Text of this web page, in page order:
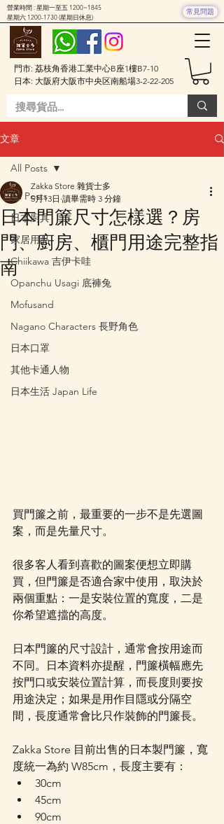
門市: 荔枝角香港工業中心B座1樓B7-10
日本: 大阪府大阪市中央区南船場3-2-22-205
營業時間 : 星期一至五 1200~1845
星期六 1200-1730(星期日休息)
常見問題
文章
All Posts
日本廚具
家居用品
Chiikawa 吉伊卡哇
Opanchu Usagi 底褲兔
Mofusand
Nagano Characters 長野角色
日本口罩
其他卡通人物
日本生活 Japan Life
All Posts
日本門簾尺寸怎樣選？房
門、廚房、櫃門用途完整指
南
Zakka Store 雜貨士多
5月13日 讀畢需時 3 分鐘
買門簾之前，最重要的一步不是先選圖
案，而是先量尺寸。
很多客人看到喜歡的圖案便想立即購
買，但門簾是否適合家中使用，取決於
兩個重點：一是安裝位置的寬度，二是
你希望遮擋的高度。
日本門簾的尺寸設計，通常會按用途而
不同。日本資料亦提醒，門簾橫幅應先
按門口或安裝位置計算，而長度則要按
用途決定；如果是用作目隱或分隔空
間，長度通常會比只作裝飾的門簾長。
Zakka Store 目前出售的日本製門簾，寬
度統一為約 W85cm，長度主要有：
30cm
45cm
90cm